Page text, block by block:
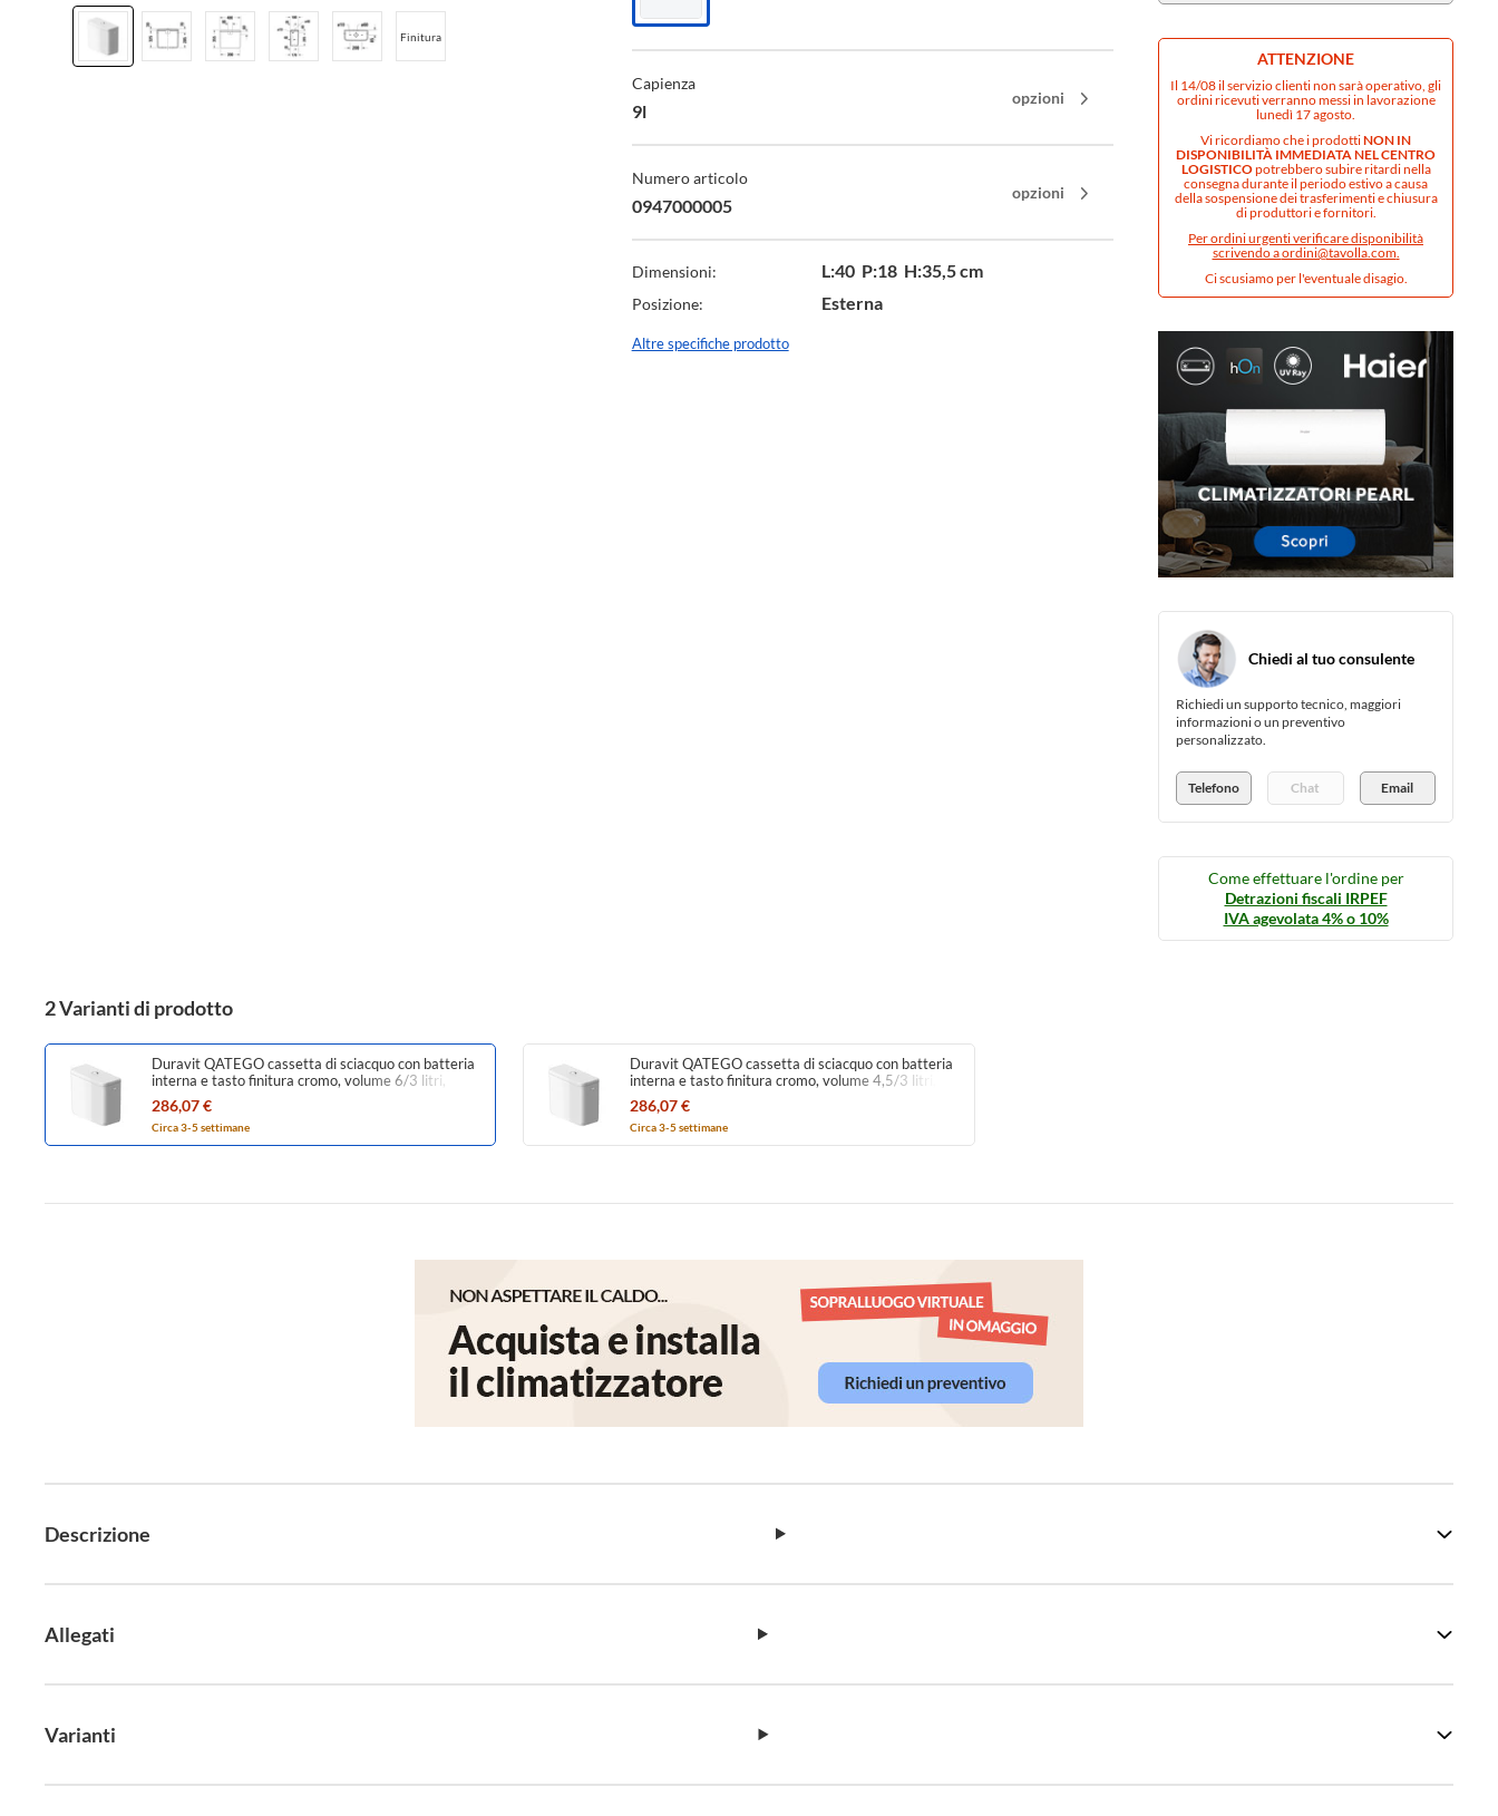
Finitura
Bianco
lucido
cod.
Capienza
9l
opzioni
Numero articolo
0947000005
opzioni
Dimensioni: L:40 P:18 H:35,5 cm
Posizione: Esterna
Altre specifiche prodotto
ATTENZIONE
Il 14/08 il servizio clienti non sarà operativo, gli
ordini ricevuti verranno messi in lavorazione
lunedì 17 agosto.
Vi ricordiamo che i prodottiNON IN
DISPONIBILITÀ IMMEDIATA NEL CENTRO
LOGISTICOpotrebbero subire ritardi nella
consegna durante il periodo estivo a causa
della sospensione dei trasferimenti e chiusura
di produttori e fornitori.
Per ordini urgenti verificare disponibilità
scrivendo aordini@tavolla.com.
Ci scusiamo per l'eventuale disagio.
Chiedi al tuo consulente
Richiedi un supporto tecnico, maggiori
informazioni o un preventivo
personalizzato.
Telefono Chat Email
Come effettuare l'ordine per
Detrazioni fiscali IRPEF
IVA agevolata 4% o 10%
2 Varianti di prodotto
Duravit QATEGO cassetta di sciacquo con batteria
interna e tasto finitura cromo, volume 6/3 litri,
colore bianco finitura lucido 0947000005
286,07 €
Circa 3-5 settimane
Duravit QATEGO cassetta di sciacquo con batteria
interna e tasto finitura cromo, volume 4,5/3 litri,
colore bianco finitura lucido 0947000085
286,07 €
Circa 3-5 settimane
Descrizione
Allegati
Varianti